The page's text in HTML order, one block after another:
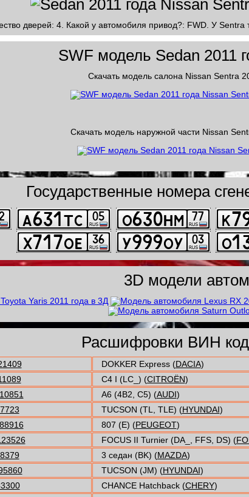
дверей: 4. Какой у автомобиля привод?: FWD. У Sentra
SWF модель Sedan 2011
Скачать модель салона Nissan Sentra
Скачать модель наружной части Nissan
Государственные номера
3D модели
Расшифровки ВИН
DOKKER Express (DACIA)
C4 I (LC_) (CITROËN)
A6 (4B2, C5) (AUDI)
TUCSON (TL, TLE) (HYUNDAI)
807 (E) (PEUGEOT)
FOCUS II Turnier (DA_, FFS, DS) (
3 седан (BK) (MAZDA)
TUCSON (JM) (HYUNDAI)
CHANCE Hatchback (CHERY)